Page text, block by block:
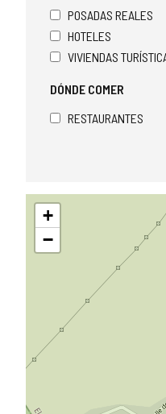
POSADAS REALES
HOTELES
VIVIENDAS
DÓNDE COMER
RESTAURANTES
Saltar
mapa
+
−